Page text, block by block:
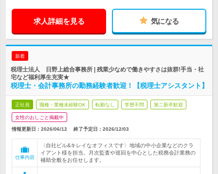
求人詳細を見る 気になる
新着
税理士法人 日野上総合事務所 | 残業少なめで働きやすさは抜群!手当・社
宅など福利厚生充実★
税理士・会計事務所の勤務経験者歓迎！【税理士アシスタント】
正社員 職種・業種未経験OK 転勤なし 学歴不問 第二新卒歓迎
女性のおしごと掲載中
情報更新日：2026/06/12 終了予定日： 2026/12/03
仕事内容
〈自社ビル&キレイなオフィスです〉地域の中小企業などのクラ
イアント様を担当。月次監査や巡回を中心とした税務会計業務の
補助全般をお任せします。